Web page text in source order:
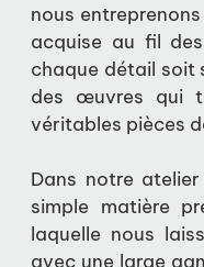
nous
acquise au fil
chaque détail soit
des œuvres qui
véritables pièces
Dans notre
simple matière
laquelle nous
avec une large